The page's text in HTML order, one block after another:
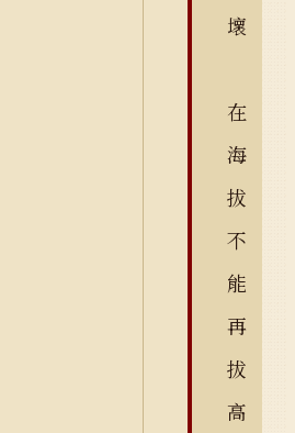
壞
在
海
拔
不
能
再
拔
高